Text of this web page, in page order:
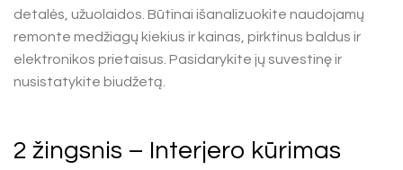
detalės, užuolaidos. Būtinai išanalizuokite naudojamų
remonte medžiagų kiekius ir kainas, pirktinus baldus ir
elektronikos prietaisus. Pasidarykite jų suvestinę ir
nusistatykite biudžetą.
2 žingsnis – Interjero kūrimas